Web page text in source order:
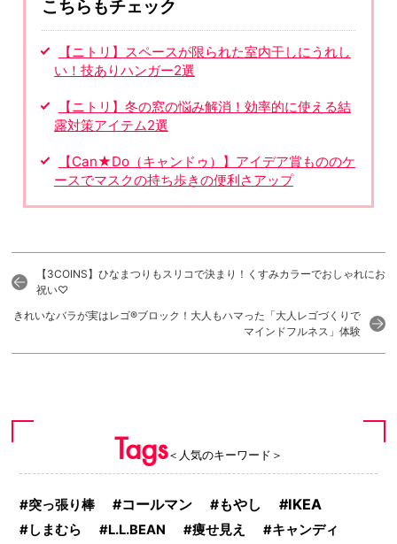
こちらもチェック
【ニトリ】スペースが限られた室内干しにうれし
い！技ありハンガー2選
【ニトリ】冬の窓の悩み解消！効率的に使える結
露対策アイテム2選
【Can★Do（キャンドゥ）】アイデア賞もののケ
ースでマスクの持ち歩きの便利さアップ
【3COINS】ひなまつりもスリコで決まり！くすみカラーでおしゃれにお
祝い♡
きれいなバラが実はレゴ®ブロック！大人もハマった「大人レゴづくりで
マインドフルネス」体験
Tags＜人気のキーワード＞
突っ張り棒 コールマン もやし IKEA
しまむら L.L.BEAN 痩せ見え キャンディ